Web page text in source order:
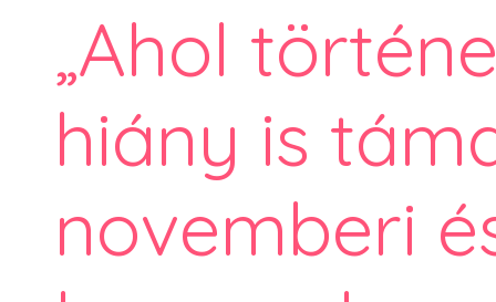
„Ahol
hiány is
novemberi